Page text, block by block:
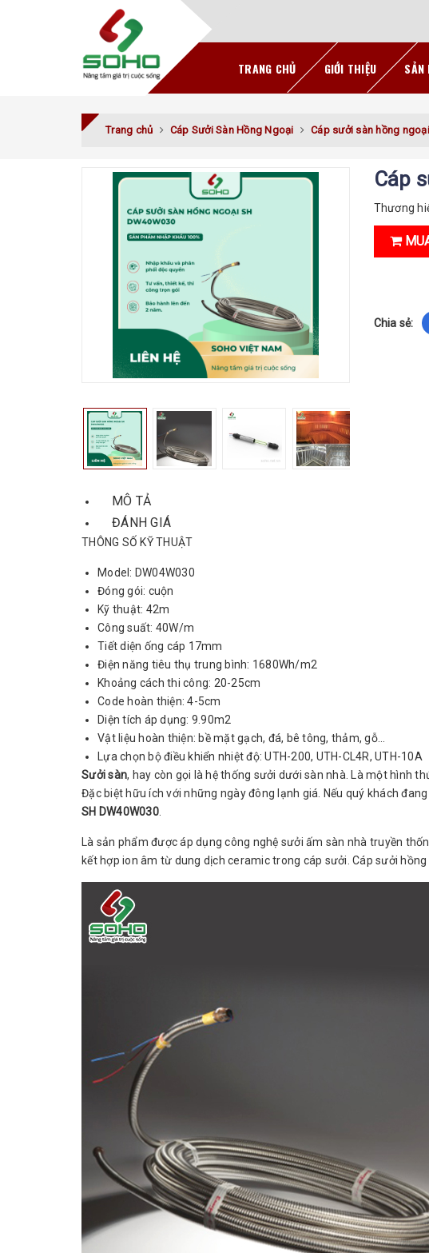
TRANG CHỦ GIỚI THIỆU SẢN
Trang chủ Cáp Sưởi Sàn Hồng Ngoại Cáp sưởi sàn hồng
Cáp
Thương
Chia sẻ:
MÔ TẢ
ĐÁNH GIÁ
THÔNG SỐ KỸ THUẬT
Model: DW04W030
Đóng gói: cuộn
Kỹ thuật: 42m
Công suất: 40W/m
Tiết diện ống cáp 17mm
Điện năng tiêu thụ trung bình: 1680Wh/m2
Khoảng cách thi công: 20-25cm
Code hoàn thiện: 4-5cm
Diện tích áp dụng: 9.90m2
Vật liệu hoàn thiện: bề mặt gạch, đá, bê tông, thảm, gỗ...
Lựa chọn bộ điều khiển nhiệt độ: UTH-200, UTH-CL4R, UTH-10A
Sưởi sàn, hay còn gọi là hệ thống sưởi dưới sàn nhà. Là một hình
Đặc biệt hữu ích với những ngày đông lạnh giá. Nếu quý khách
SH DW40W030.
Là sản phẩm được áp dụng công nghệ sưởi ấm sàn nhà truyền
kết hợp ion âm từ dung dịch ceramic trong cáp sưởi. Cáp sưởi hồng